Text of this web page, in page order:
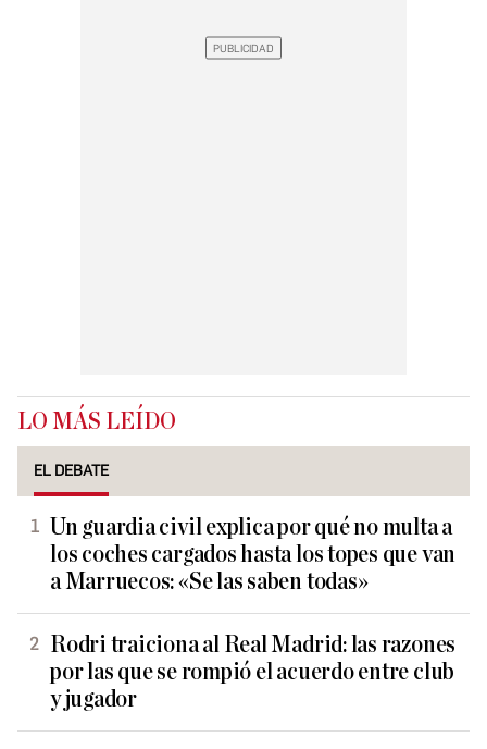
LO MÁS LEÍDO
EL DEBATE
Un guardia civil explica por qué no multa a
los coches cargados hasta los topes que van
a Marruecos: «Se las saben todas»
Rodri traiciona al Real Madrid: las razones
por las que se rompió el acuerdo entre club
y jugador